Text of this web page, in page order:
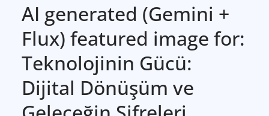
AI generated (Gemini +
Flux) featured image for:
Teknolojinin Gücü:
Dijital Dönüşüm ve